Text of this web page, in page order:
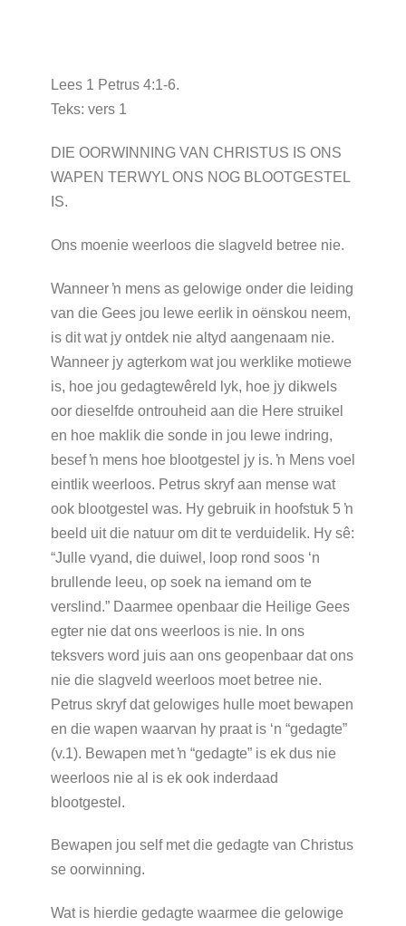
Lees 1 Petrus 4:1-6.
Teks: vers 1
DIE OORWINNING VAN CHRISTUS IS ONS
WAPEN TERWYL ONS NOG BLOOTGESTEL
IS.
Ons moenie weerloos die slagveld betree nie.
Wanneer ŉ mens as gelowige onder die leiding
van die Gees jou lewe eerlik in oënskou neem,
is dit wat jy ontdek nie altyd aangenaam nie.
Wanneer jy agterkom wat jou werklike motiewe
is, hoe jou gedagtewêreld lyk, hoe jy dikwels
oor dieselfde ontrouheid aan die Here struikel
en hoe maklik die sonde in jou lewe indring,
besef ŉ mens hoe blootgestel jy is. ŉ Mens voel
eintlik weerloos. Petrus skryf aan mense wat
ook blootgestel was. Hy gebruik in hoofstuk 5 ŉ
beeld uit die natuur om dit te verduidelik. Hy sê:
“Julle vyand, die duiwel, loop rond soos ‘n
brullende leeu, op soek na iemand om te
verslind.” Daarmee openbaar die Heilige Gees
egter nie dat ons weerloos is nie. In ons
teksvers word juis aan ons geopenbaar dat ons
nie die slagveld weerloos moet betree nie.
Petrus skryf dat gelowiges hulle moet bewapen
en die wapen waarvan hy praat is ‘n “gedagte”
(v.1). Bewapen met ŉ “gedagte” is ek dus nie
weerloos nie al is ek ook inderdaad
blootgestel.
Bewapen jou self met die gedagte van Christus
se oorwinning.
Wat is hierdie gedagte waarmee die gelowige